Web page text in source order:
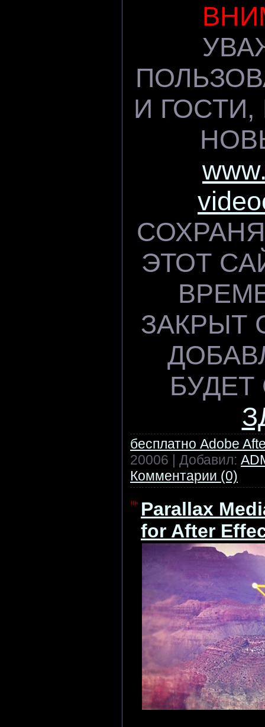
И
ЭТОТ
ЗАКРЫТ
бесплатно Adobe
20006 | Добавил:
Комментарии (0)
Parallax
for After